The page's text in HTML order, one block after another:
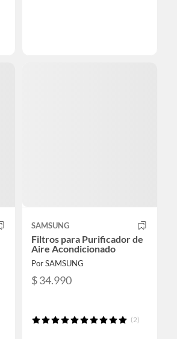
SAMSUNG
Filtros para Purificador de
Aire Acondicionado
Por SAMSUNG
$ 34.990
(2)